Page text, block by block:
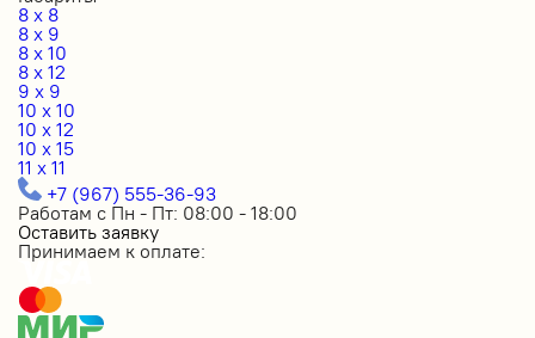
8 x 8
8 x 9
8 x 10
8 x 12
9 x 9
10 x 10
10 x 12
10 x 15
11 x 11
+7 (967) 555-36-93
Работам с Пн - Пт: 08:00 - 18:00
Оставить заявку
Принимаем к оплате: